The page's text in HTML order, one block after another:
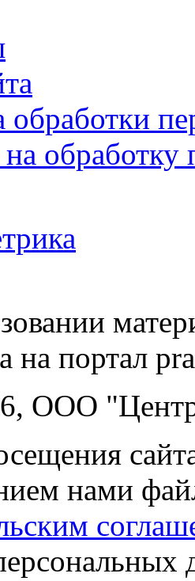
обработки
на
на портал
ООО "Центр
нами